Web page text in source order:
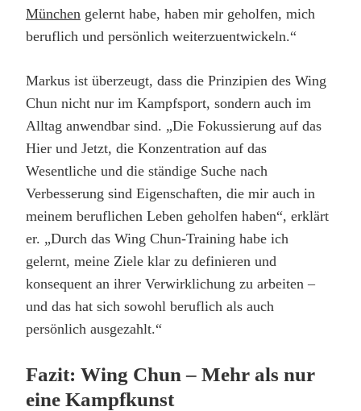
München gelernt habe, haben mir geholfen, mich
beruflich und persönlich weiterzuentwickeln.“
Markus ist überzeugt, dass die Prinzipien des Wing
Chun nicht nur im Kampfsport, sondern auch im
Alltag anwendbar sind. „Die Fokussierung auf das
Hier und Jetzt, die Konzentration auf das
Wesentliche und die ständige Suche nach
Verbesserung sind Eigenschaften, die mir auch in
meinem beruflichen Leben geholfen haben“, erklärt
er. „Durch das Wing Chun-Training habe ich
gelernt, meine Ziele klar zu definieren und
konsequent an ihrer Verwirklichung zu arbeiten –
und das hat sich sowohl beruflich als auch
persönlich ausgezahlt.“
Fazit: Wing Chun – Mehr als nur
eine Kampfkunst